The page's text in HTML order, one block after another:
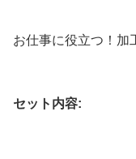
お仕事に役立つ！加
セット内容: